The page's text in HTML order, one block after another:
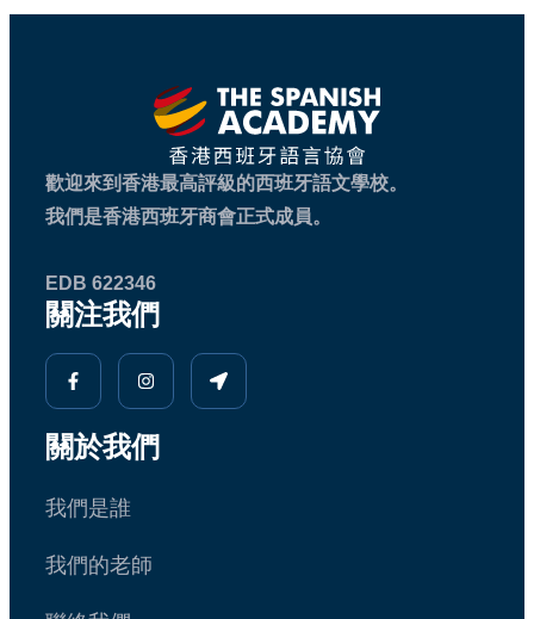
歡迎來到香港最高評級的西班牙語文學校。
我們是香港西班牙商會正式成員。
EDB 622346
關注我們
關於我們
我們是誰
我們的老師